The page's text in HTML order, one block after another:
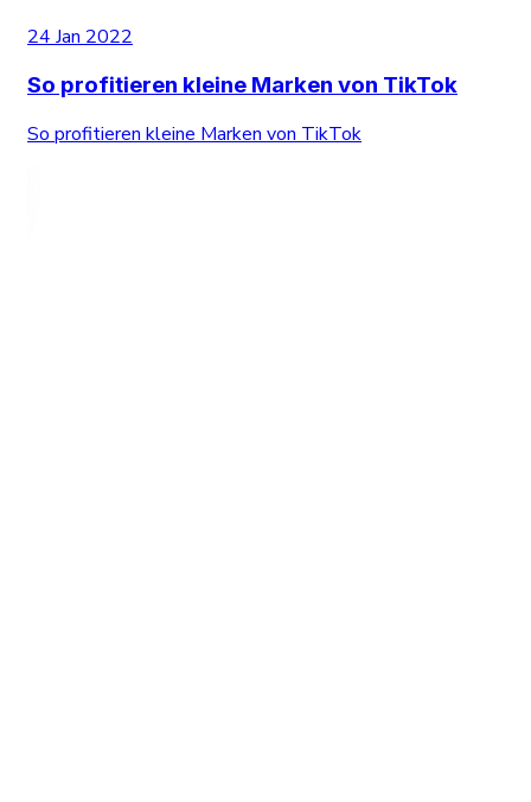
24 Jan 2022
So profitieren kleine Marken von TikTok
So profitieren kleine Marken von TikTok